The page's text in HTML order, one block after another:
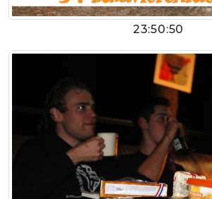
23:50:50